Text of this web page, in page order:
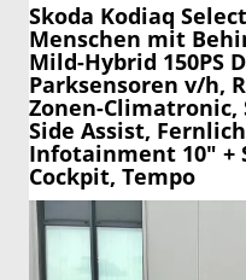
Skoda Kodiaq
Menschen mit
Mild-Hybrid 150PS
Parksensoren v/h,
Zonen-Climatronic,
Side Assist,
Infotainment 10"
Cockpit, Tempo